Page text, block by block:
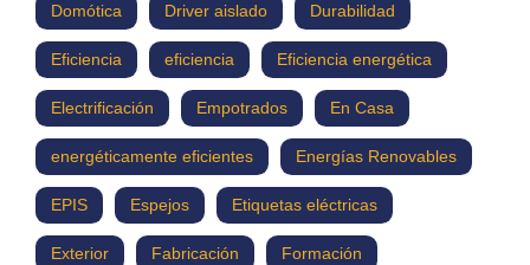
Domótica Driver aislado Durabilidad
Eficiencia eficiencia Eficiencia energética
Electrificación Empotrados En Casa
energéticamente eficientes Energías Renovables
EPIS Espejos Etiquetas eléctricas
Exterior Fabricación Formación